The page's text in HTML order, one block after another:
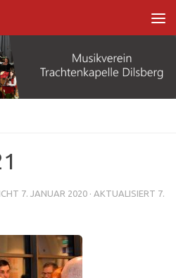
7. JANUAR 2020 · AKTUALISIERT 7.